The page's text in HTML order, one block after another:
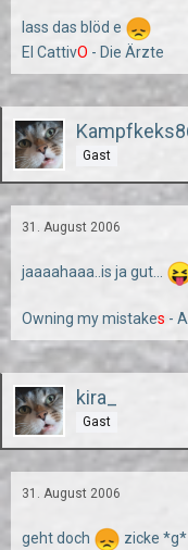
lass das blöd e
El CattivO - Die Ärzte
Gast
31. August 2006
jaaaahaaa..is ja gut...
Owning my mistakes -
kira_
Gast
31. August 2006
geht doch
zicke *g*